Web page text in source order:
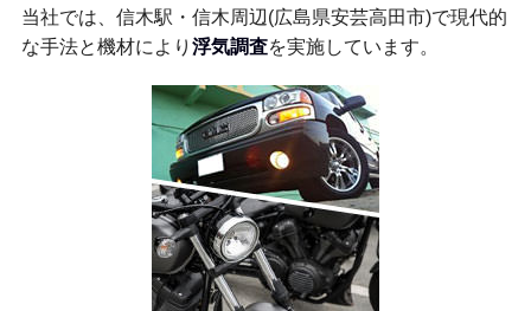
当社では、信木駅・信木周辺(広島県安芸高田市)で現代的
な手法と機材により 浮気調査を実施しています。